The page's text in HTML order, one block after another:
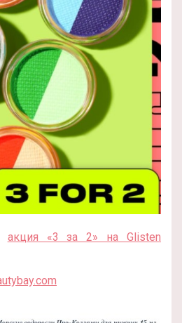
акция «3 за 2» на Glisten